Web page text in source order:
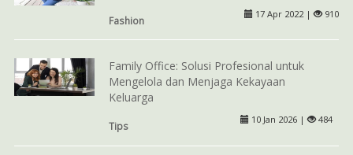
Fashion
17 Apr 2022 | 910
Family Office: Solusi Profesional untuk
Mengelola dan Menjaga Kekayaan
Keluarga
Tips
10 Jan 2026 | 484